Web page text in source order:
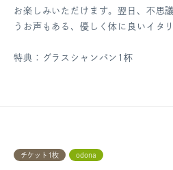
お楽しみいただけます。翌日、不思
うお声もある、優しく体に良いイタ
特典：グラスシャンパン1杯
チケット1枚 odona